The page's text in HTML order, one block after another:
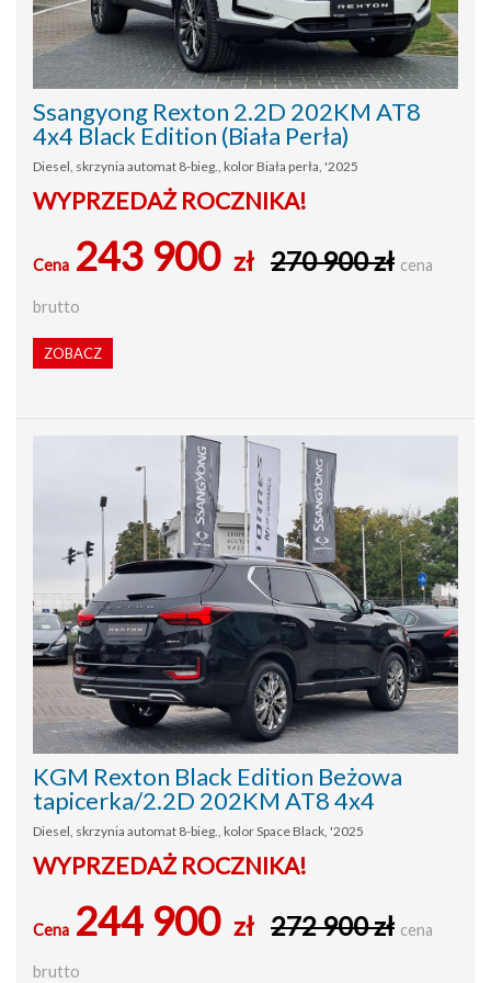
Ssangyong Rexton 2.2D 202KM AT8
4x4 Black Edition (Biała Perła)
Diesel, skrzynia automat 8-bieg., kolor Biała perła, '2025
WYPRZEDAŻ ROCZNIKA!
Cena 243 900 zł 270 900 zł cena
brutto
ZOBACZ
KGM Rexton Black Edition Beżowa
tapicerka/2.2D 202KM AT8 4x4
Diesel, skrzynia automat 8-bieg., kolor Space Black, '2025
WYPRZEDAŻ ROCZNIKA!
Cena 244 900 zł 272 900 zł cena
brutto